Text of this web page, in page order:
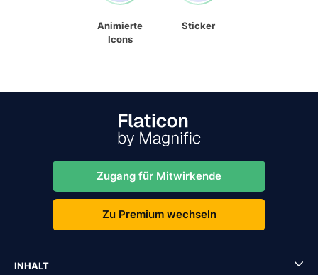
Animierte
Icons
Sticker
Zugang für Mitwirkende
Zu Premium wechseln
INHALT